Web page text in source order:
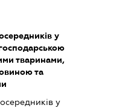
у
тваринами,
та
у